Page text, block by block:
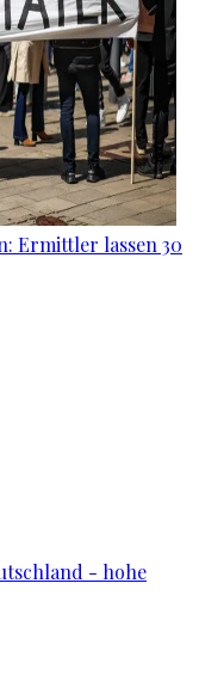
Ermittler lassen 30
- hohe